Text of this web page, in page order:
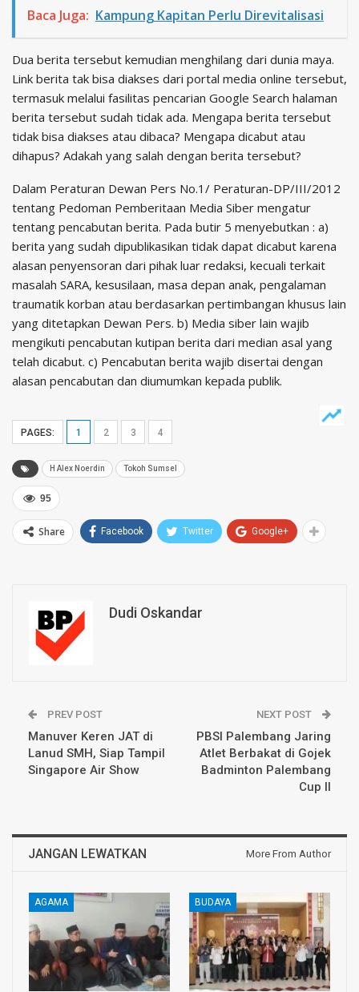
Baca Juga: Kampung Kapitan Perlu Direvitalisasi
Dua berita tersebut kemudian menghilang dari dunia maya.
Link berita tak bisa diakses dari portal media online tersebut,
termasuk melalui fasilitas pencarian Google Search halaman
berita tersebut sudah tidak ada. Mengapa berita tersebut
tidak bisa diakses atau dibaca? Mengapa dicabut atau
dihapus? Adakah yang salah dengan berita tersebut?
Dalam Peraturan Dewan Pers No.1/ Peraturan-DP/III/2012
tentang Pedoman Pemberitaan Media Siber mengatur
tentang pencabutan berita. Pada butir 5 menyebutkan : a)
berita yang sudah dipublikasikan tidak dapat dicabut karena
alasan penyensoran dari pihak luar redaksi, kecuali terkait
masalah SARA, kesusilaan, masa depan anak, pengalaman
traumatik korban atau berdasarkan pertimbangan khusus lain
yang ditetapkan Dewan Pers. b) Media siber lain wajib
mengikuti pencabutan kutipan berita dari median asal yang
telah dicabut. c) Pencabutan berita wajib disertai dengan
alasan pencabutan dan diumumkan kepada publik.
PAGES: 1 2 3 4
H Alex Noerdin Tokoh Sumsel
95
Share Facebook Twitter Google+
Dudi Oskandar
PREV POST
Manuver Keren JAT di
Lanud SMH, Siap Tampil
Singapore Air Show
NEXT POST
PBSI Palembang Jaring
Atlet Berbakat di Gojek
Badminton Palembang
Cup II
JANGAN LEWATKAN More From Author
AGAMA BUDAYA